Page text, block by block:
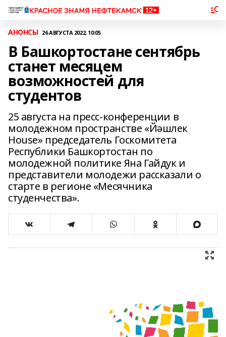
АНОНСЫ 26 АВГУСТА 2022, 10:05
В Башкортостане сентябрь
станет месяцем
возможностей для
студентов
25 августа на пресс-конференции в
молодежном пространстве «Йәшлек
House» председатель Госкомитета
Республики Башкортостан по
молодежной политике Яна Гайдук и
представители молодежи рассказали о
старте в регионе «Месячника
студенчества».